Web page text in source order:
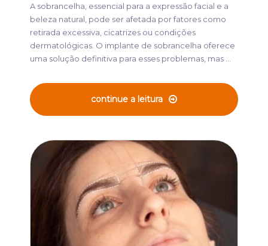
A sobrancelha, essencial para a expressão facial e a
beleza natural, pode ser afetada por fatores como
retirada excessiva, cicatrizes ou condições
dermatológicas. O implante de sobrancelha oferece
uma solução definitiva para esses problemas, mas ...
continue a leitura